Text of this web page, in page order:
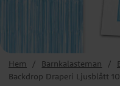
Hem Barnkalasteman
Backdrop Draperi Ljusblått